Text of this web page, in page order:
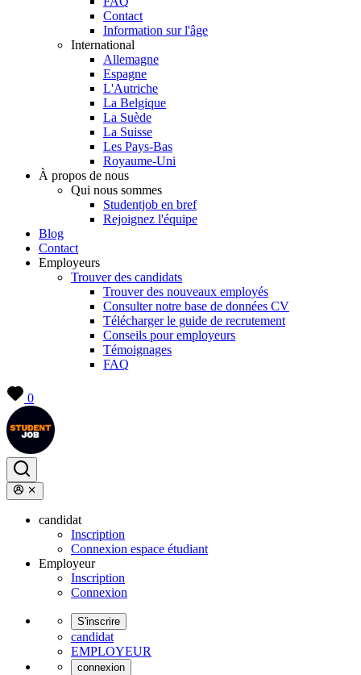
Contact
Information sur l'âge
International
Allemagne
Espagne
L'Autriche
La Belgique
La Suède
La Suisse
Les Pays-Bas
Royaume-Uni
À propos de nous
Qui nous sommes
Studentjob en bref
Rejoignez l'équipe
Blog
Contact
Employeurs
Trouver des candidats
Trouver des nouveaux employés
Consulter notre base de données CV
Télécharger le guide de recrutement
Conseils pour employeurs
Témoignages
FAQ
0
candidat
Inscription
Connexion espace étudiant
Employeur
Inscription
Connexion
S'inscrire
candidat
EMPLOYEUR
connexion